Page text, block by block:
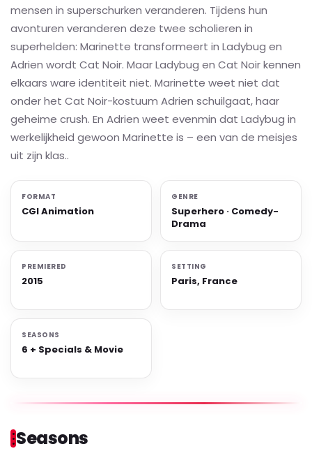
mensen in superschurken veranderen. Tijdens hun
avonturen veranderen deze twee scholieren in
superhelden: Marinette transformeert in Ladybug en
Adrien wordt Cat Noir. Maar Ladybug en Cat Noir kennen
elkaars ware identiteit niet. Marinette weet niet dat
onder het Cat Noir-kostuum Adrien schuilgaat, haar
geheime crush. En Adrien weet evenmin dat Ladybug in
werkelijkheid gewoon Marinette is – een van de meisjes
uit zijn klas..
FORMAT
CGI Animation
GENRE
Superhero · Comedy-
Drama
PREMIERED
2015
SETTING
Paris, France
SEASONS
6 + Specials & Movie
Seasons